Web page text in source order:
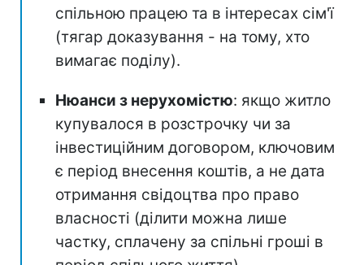
спільною працею та в інтересах сім'ї
(тягар доказування - на тому, хто
вимагає поділу).
Нюанси з нерухомістю: якщо житло
купувалося в розстрочку чи за
інвестиційним договором, ключовим
є період внесення коштів, а не дата
отримання свідоцтва про право
власності (ділити можна лише
частку, сплачену за спільні гроші в